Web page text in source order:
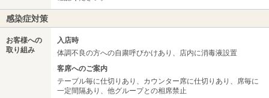
感染症対策
お客様への
取り組み
入店時
体調不良の方への自粛呼びかけあり、店内に消毒液設置
客席へのご案内
テーブル毎に仕切りあり、カウンター席に仕切りあり、席毎に
一定間隔あり、他グループとの相席禁止